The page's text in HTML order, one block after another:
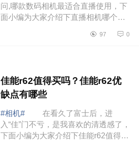
问,哪款数码相机最适合直播使用，下
面小编为大家介绍下直播相机哪个好
播相机哪个好用 佳能r3和索尼
97 0
佳能r62值得买吗？佳能r62优
缺点有哪些
#相机#
在看久了富士后，进
入“佳”门不亏，是我喜欢的清透感了，
下面小编为大家介绍下佳能r62值得买